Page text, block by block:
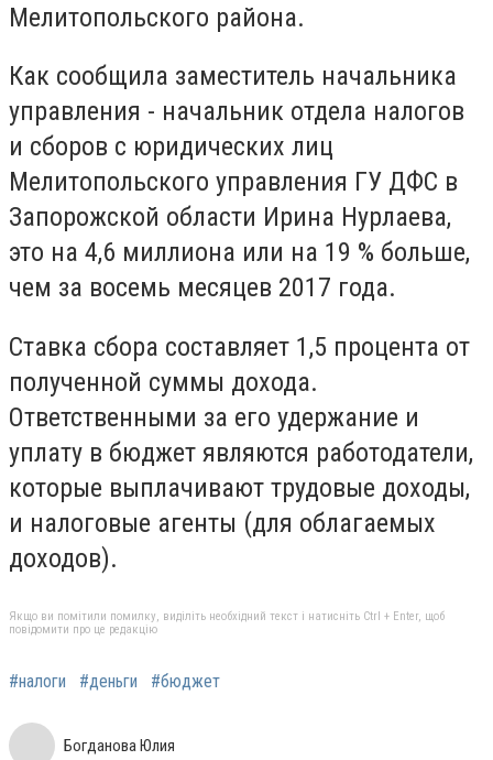
Мелитопольского района.
Как сообщила заместитель начальника
управления - начальник отдела налогов
и сборов с юридических лиц
Мелитопольского управления ГУ ДФС в
Запорожской области Ирина Нурлаева,
это на 4,6 миллиона или на 19 % больше,
чем за восемь месяцев 2017 года.
Ставка сбора составляет 1,5 процента от
полученной суммы дохода.
Ответственными за его удержание и
уплату в бюджет являются работодатели,
которые выплачивают трудовые доходы,
и налоговые агенты (для облагаемых
доходов).
Якщо ви помітили помилку, виділіть необхідний текст і натисніть Ctrl + Enter, щоб
повідомити про це редакцію
#налоги #деньги #бюджет
Богданова Юлия